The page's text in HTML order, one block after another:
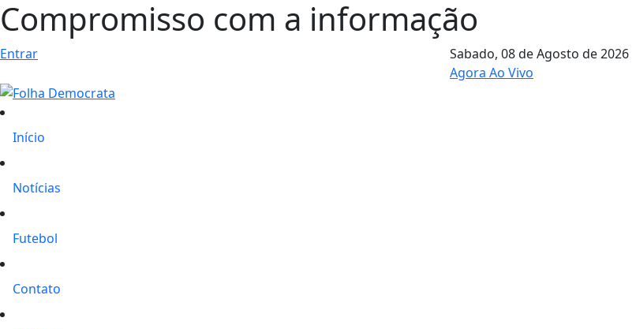
Compromisso com a informação
Entrar Sabado, 08 de Agosto de 2026
Agora Ao Vivo
Início
Notícias
Futebol
Contato